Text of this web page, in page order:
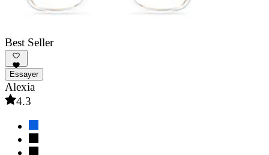
Best Seller
Essayer
Alexia
4.3